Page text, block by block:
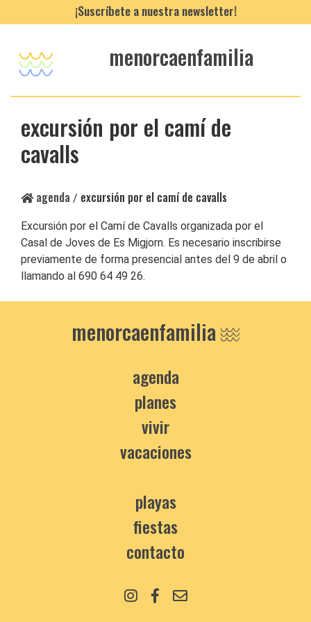
¡Suscríbete a nuestra newsletter!
menorcaenfamilia
excursión por el camí de
cavalls
agenda / excursión por el camí de cavalls
Excursión por el Camí de Cavalls organizada por el
Casal de Joves de Es Migjorn. Es necesario inscribirse
previamente de forma presencial antes del 9 de abril o
llamando al 690 64 49 26.
menorcaenfamilia
agenda
planes
vivir
vacaciones
playas
fiestas
contacto